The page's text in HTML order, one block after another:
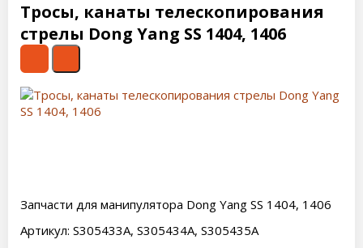
Тросы, канаты телескопирования
стрелы Dong Yang SS 1404, 1406
Запчасти для манипулятора Dong Yang SS 1404, 1406
Артикул: S305433A, S305434A, S305435A